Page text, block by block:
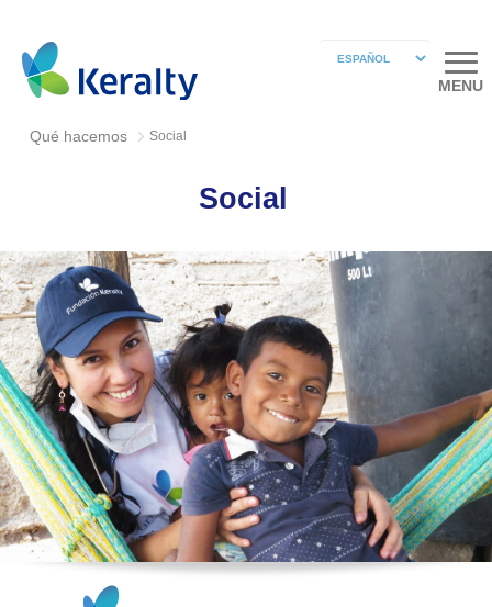
MENU
Qué hacemos Social
Social